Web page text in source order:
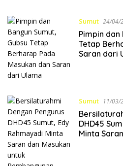
Sumut 24/04/
Pimpin dan
Tetap
Saran dari
Sumut 11/03/
DHD45
Minta